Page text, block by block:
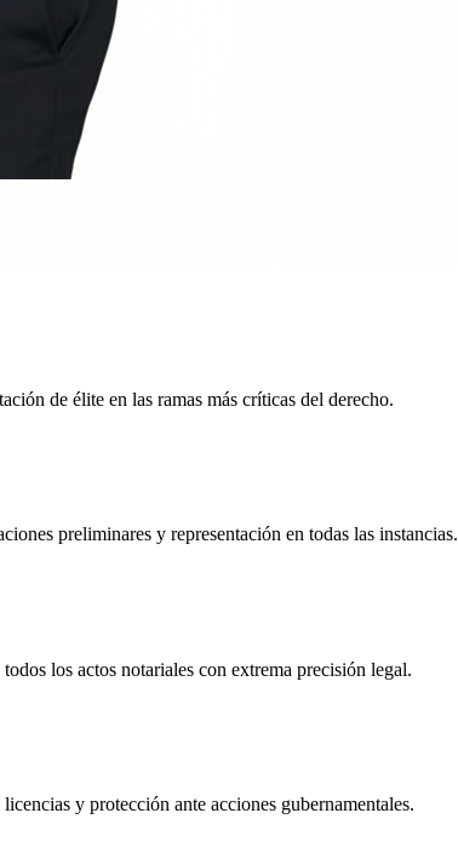
de élite en las ramas más críticas del derecho.
preliminares y representación en todas las instancias.
los actos notariales con extrema precisión legal.
y protección ante acciones gubernamentales.